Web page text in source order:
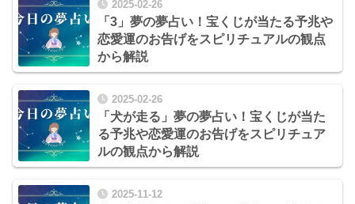
2025-02-26
「3」夢の夢占い！宝くじが当たる予兆や
恋愛運のお告げをスピリチュアルの観点
から解説
2025-02-26
「犬が走る」夢の夢占い！宝くじが当た
る予兆や恋愛運のお告げをスピリチュア
ルの観点から解説
2025-11-12